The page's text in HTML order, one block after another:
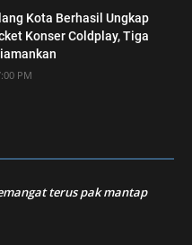
Kota Berhasil Ungkap
Konser Coldplay, Tiga
PM
terus pak mantap